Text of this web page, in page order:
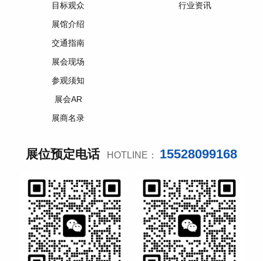
目标观众
展馆介绍
交通指南
展会现场
参观须知
展会AR
展商名录
行业资讯
展位预定电话 HOTLINE： 15528099168